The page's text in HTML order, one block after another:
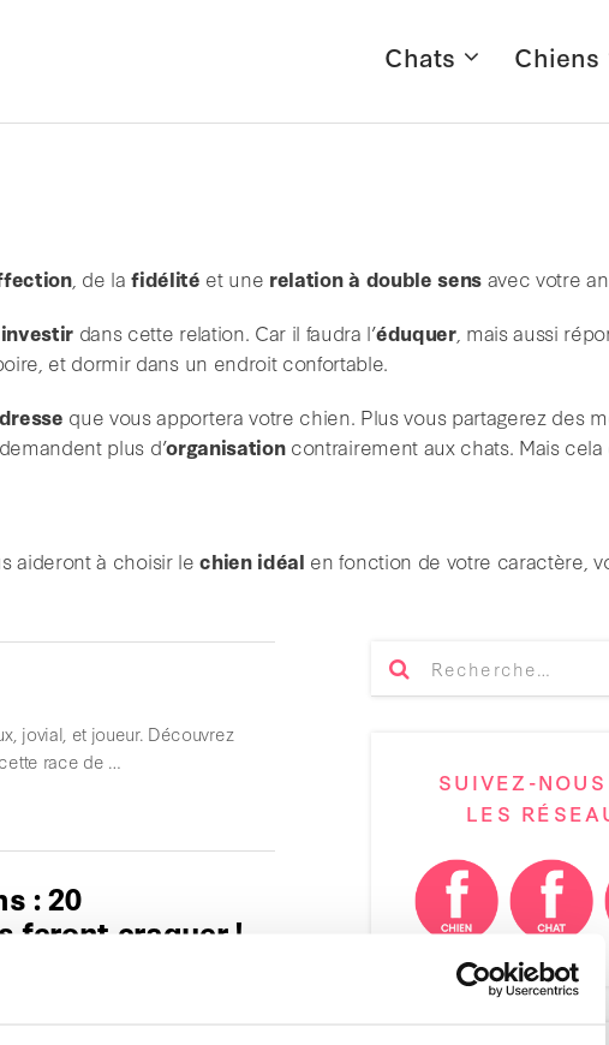
Chats Chiens
, de lafidélité et une relation à double sens avec votre
investir dans cette relation. Car il faudra l’éduquer, mais aussi
et dormir dans un endroit confortable.
que vous apportera votre chien. Plus vous partagerez des
plus d’organisationcontrairement aux chats. Mais cela
aideront à choisir lechien idéal en fonction de votre caractère,
jovial, et joueur. Découvrez
race de …
: 20
feront craquer !
SUIVEZ-
LES